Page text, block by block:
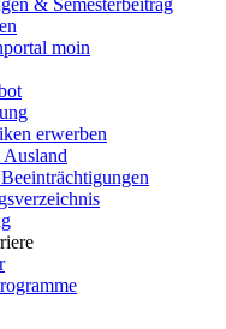
moin
erwerben
Ausland